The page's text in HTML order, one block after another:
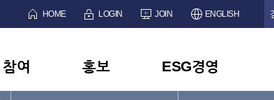
HOME LOGIN JOIN ENGLISH
참여 홍보 ESG경영